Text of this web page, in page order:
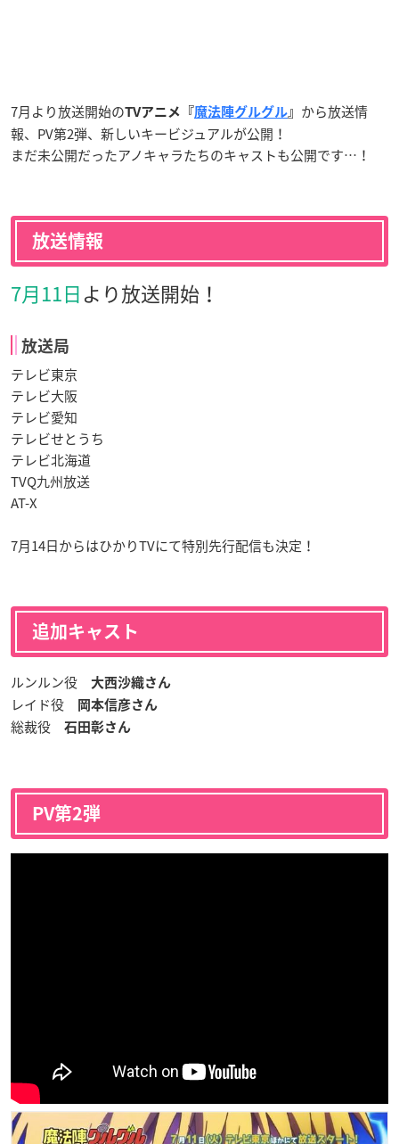
7月より放送開始のTVアニメ『魔法陣グルグル 』 から放送情
報、PV第2弾、新しいキービジュアルが公開！
まだ未公開だったアノキャラたちのキャストも公開です…！
放送情報
7月11日より放送開始！
放送局
テレビ東京
テレビ大阪
テレビ愛知
テレビせとうち
テレビ北海道
TVQ九州放送
AT-X
7月14日からはひかりTVにて特別先行配信も決定！
追加キャスト
ルンルン役 大西沙織さん
レイド役 岡本信彦さん
総裁役 石田彰さん
PV第2弾